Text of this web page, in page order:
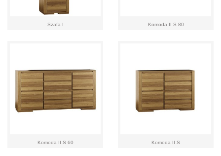
Szafa I Komoda II S 80
Komoda II S 60 Komoda II S